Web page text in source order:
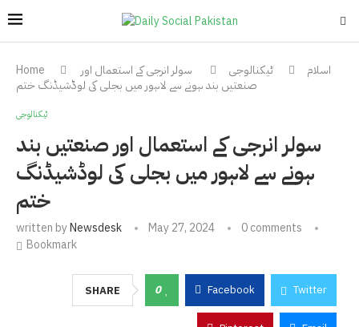
Home اسلام ٹیکنالوجی
سولر انرجی کے استعمال اور
صنعتیں بند ہونے سے لاہور میں بجلی کی لوڈشیڈنگ ختم
ٹیکنالوجی
سولر انرجی کے استعمال اور صنعتیں بند
ہونے سے لاہور میں بجلی کی لوڈشیڈنگ
ختم
written byNewsdesk May 27, 2024
0 comments
Bookmark
SHARE 0 Facebook Twitter